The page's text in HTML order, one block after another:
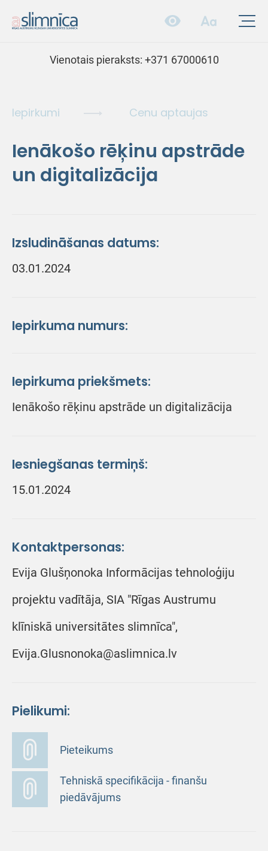
Vienotais pieraksts: +371 67000610
Iepirkumi Cenu aptaujas
Ienākošo rēķinu apstrāde
un digitalizācija
Izsludināšanas datums:
03.01.2024
Iepirkuma numurs:
Iepirkuma priekšmets:
Ienākošo rēķinu apstrāde un digitalizācija
Iesniegšanas termiņš:
15.01.2024
Kontaktpersonas:
Evija Glušņonoka Informācijas tehnoloģiju
projektu vadītāja, SIA "Rīgas Austrumu
klīniskā universitātes slimnīca",
Evija.Glusnonoka@aslimnica.lv
Pielikumi:
Pieteikums
Tehniskā specifikācija - finanšu
piedāvājums